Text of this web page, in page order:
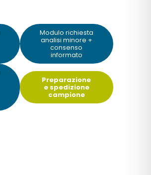
Modulo richiesta
analisi minore +
consenso
informato
Preparazione
e spedizione
campione